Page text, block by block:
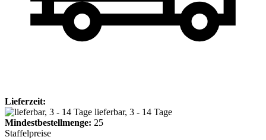
Lieferzeit:
lieferbar, 3 - 14 Tage
Mindest­bestellmenge: 25
Staffelpreise